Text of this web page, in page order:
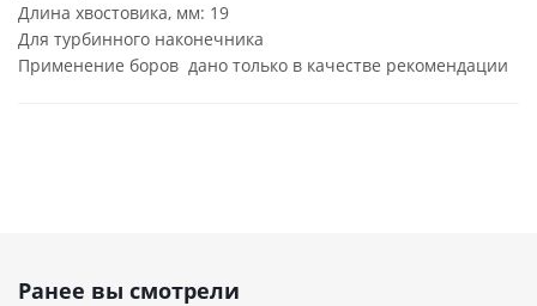
Длина хвостовика, мм: 19
Для турбинного наконечника
Применение боров дано только в качестве рекомендации
Ранее вы смотрели